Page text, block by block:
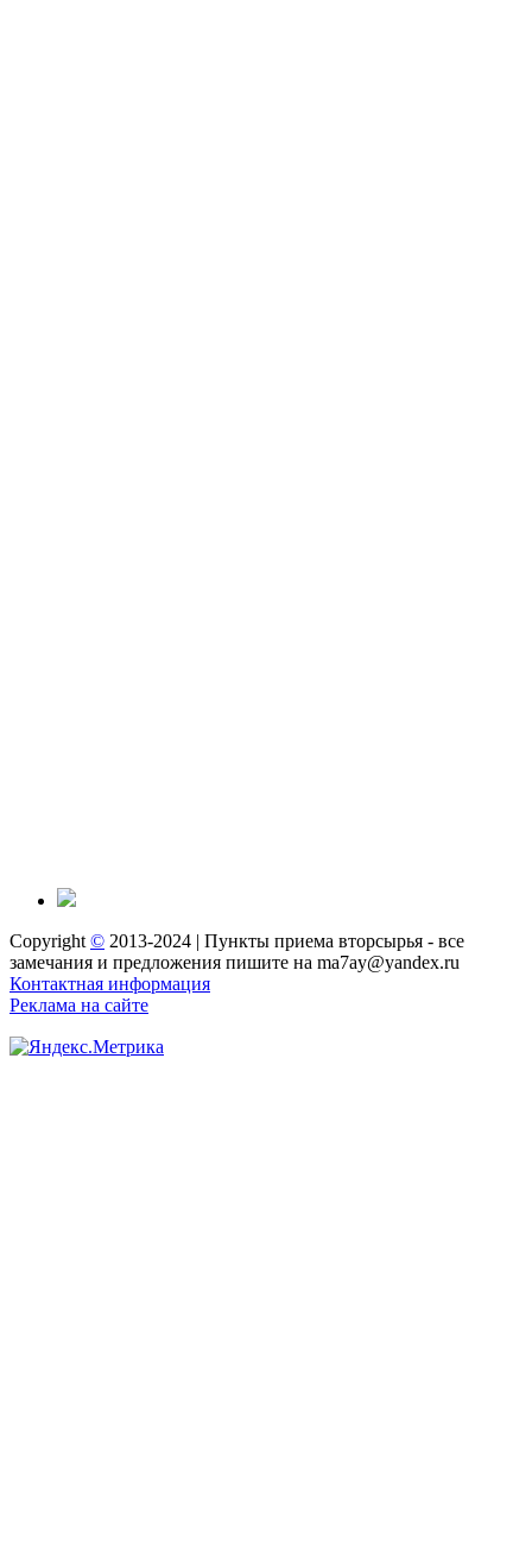
Copyright © 2013-2024 | Пункты приема вторсырья - все
замечания и предложения пишите на ma7ay@yandex.ru
Контактная информация
Реклама на сайте